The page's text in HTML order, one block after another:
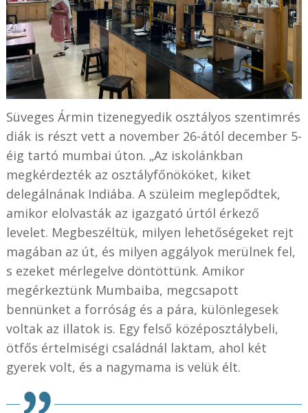
Süveges Ármin tizenegyedik osztályos szentimrés
diák is részt vett a november 26-ától december 5-
éig tartó mumbai úton. „Az iskolánkban
megkérdezték az osztályfőnököket, kiket
delegálnának Indiába. A szüleim meglepődtek,
amikor elolvasták az igazgató úrtól érkező
levelet. Megbeszéltük, milyen lehetőségeket rejt
magában az út, és milyen aggályok merülnek fel,
s ezeket mérlegelve döntöttünk. Amikor
megérkeztünk Mumbaiba, megcsapott
bennünket a forróság és a pára, különlegesek
voltak az illatok is. Egy felső középosztálybeli,
ötfős értelmiségi családnál laktam, ahol két
gyerek volt, és a nagymama is velük élt.